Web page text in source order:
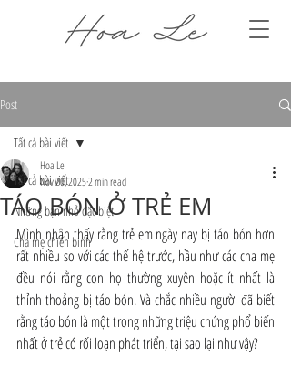
Post
Tất cả bài viết
Những bạn nhỏ đặc biệt
Cha mẹ chiến binh
Tất cả bài viết
TÁO BÓN Ở TRẺ EM
Hoa Le
Nov 20, 20252 min read
Mình nhận thấy rằng trẻ em ngày nay bị táo bón hơn
rất nhiều so với các thế hệ trước, hầu như các cha mẹ
đều nói rằng con họ thường xuyên hoặc ít nhất là
thỉnh thoảng bị táo bón. Và chắc nhiều người đã biết
rằng táo bón là một trong những triệu chứng phổ biến
nhất ở trẻ có rối loạn phát triển, tại sao lại như vậy?